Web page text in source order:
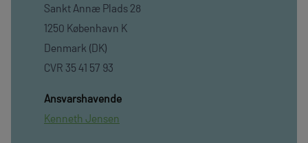
Sankt Annæ Plads 28
1250 København K
Denmark (DK)
CVR 35 41 57 93
Ansvarshavende
Kenneth Jensen